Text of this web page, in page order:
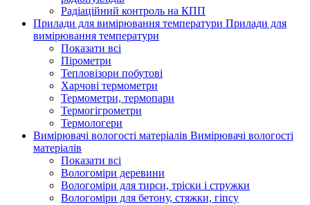
Радіаційний контроль на КПП
Прилади для вимірювання температури Прилади для
вимірювання температури
Показати всі
Пірометри
Тепловізори побутові
Харчові термометри
Термометри, термопари
Термогігрометри
Термологери
Вимірювачі вологості матеріалів Вимірювачі вологості
матеріалів
Показати всі
Вологоміри деревини
Вологоміри для тирси, тріски і стружки
Вологоміри для бетону, стяжки, гіпсу